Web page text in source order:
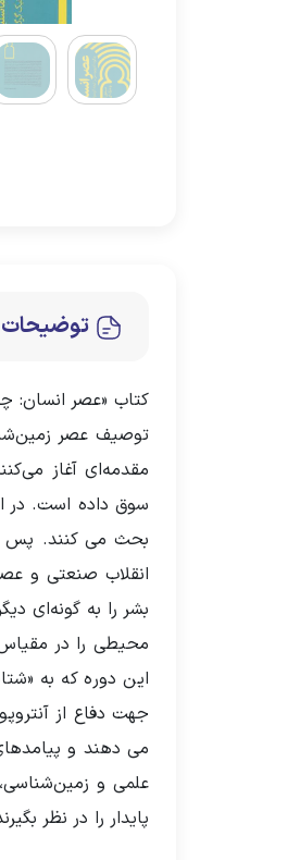
توضیحات
کتاب «عصر انسان:
توصیف عصر
مقدمه‌ای آغاز
سوق داده است. در
بحث می کنند. پس
انقلاب صنعتی و
بشر را به گونه‌ای
این دوره که به
جهت دفاع از
می دهند و
علمی و
پایدار را در نظر